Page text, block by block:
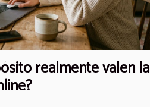
realmente valen la